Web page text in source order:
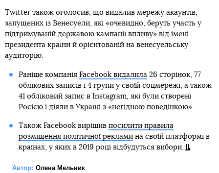
Twitter також оголосив, що видалив мережу акаунтів,
запущених із Венесуели, які «очевидно, беруть участь у
підтримуваній державою кампанії впливу» від імені
президента країни й орієнтованій на венесуельську
аудиторію.
Раніше компанія Facebook видалила26 сторінок, 77
облікових записів і 4 групи у своїй соцмережі, а також
41 обліковий запис в Instagram, які були створені
Росією і діяли в Україні з «негідною поведінкою».
Також Facebook вирішив посилити правила
розміщення політичної рекламина своїй платформі в
країнах, у яких в 2019 році відбудуться вибори.
Автор: Олена Мельник